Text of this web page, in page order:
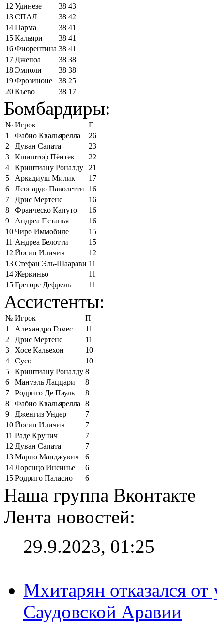
12 Удинезе 38 43
13 СПАЛ 38 42
14 Парма 38 41
15 Кальяри 38 41
16 Фиорентина 38 41
17 Дженоа 38 38
18 Эмполи 38 38
19 Фрозиноне 38 25
20 Кьево 38 17
Бомбардиры:
№ Игрок
Г
1
Фабио Квальярелла
26
2
Дуван Сапата
23
3
Кшиштоф Пёнтек
22
4
Криштиану Роналду
21
5
Аркадиуш Милик
17
6
Леонардо Паволетти
16
7
Дрис Мертенс
16
8
Франческо Капуто
16
9
Андреа Петанья
16
10 Чиро Иммобиле
15
11 Андреа Белотти
15
12 Йосип Иличич
12
13 Стефан Эль-Шаарави 11
14 Жервиньо
11
15 Грегоре Дефрель 11
Ассистенты:
№ Игрок
П
1
Алехандро Гомес
11
2
Дрис Мертенс
11
3
Хосе Кальехон
10
4
Сусо
10
5
Криштиану Роналду 8
6
Мануэль Лаццари
8
7
Родриго Де Пауль
8
8
Фабио Квальярелла
8
9
Дженгиз Ундер
7
10 Йосип Иличич
7
11 Раде Крунич
7
12 Дуван Сапата
7
13 Марио Манджукич
6
14 Лоренцо Инсинье
6
15 Родриго Паласио 6
Наша группа Вконтакте
Лента новостей:
29.9.2023, 01:25
Мхитарян отказался от
Саудовской Аравии